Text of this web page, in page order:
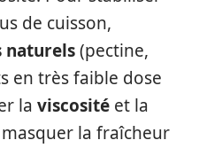
de cuisson,
naturels(pectine,
en très faible dose
la viscosité et la
la fraîcheur